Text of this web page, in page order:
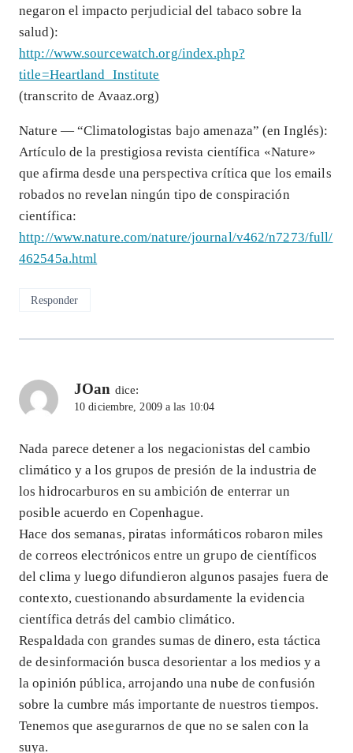
negaron el impacto perjudicial del tabaco sobre la
salud):
http://www.sourcewatch.org/index.php?
title=Heartland_Institute
(transcrito de Avaaz.org)
Nature — “Climatologistas bajo amenaza” (en Inglés):
Artículo de la prestigiosa revista científica «Nature»
que afirma desde una perspectiva crítica que los emails
robados no revelan ningún tipo de conspiración
científica:
http://www.nature.com/nature/journal/v462/n7273/full/
462545a.html
Responder
JOan dice:
10 diciembre, 2009 a las 10:04
Nada parece detener a los negacionistas del cambio
climático y a los grupos de presión de la industria de
los hidrocarburos en su ambición de enterrar un
posible acuerdo en Copenhague.
Hace dos semanas, piratas informáticos robaron miles
de correos electrónicos entre un grupo de científicos
del clima y luego difundieron algunos pasajes fuera de
contexto, cuestionando absurdamente la evidencia
científica detrás del cambio climático.
Respaldada con grandes sumas de dinero, esta táctica
de desinformación busca desorientar a los medios y a
la opinión pública, arrojando una nube de confusión
sobre la cumbre más importante de nuestros tiempos.
Tenemos que asegurarnos de que no se salen con la
suya.